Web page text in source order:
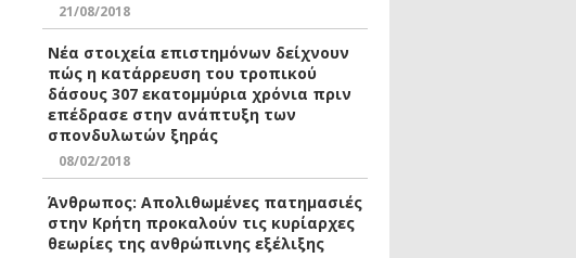
21/08/2018
Νέα στοιχεία επιστημόνων δείχνουν
πώς η κατάρρευση του τροπικού
δάσους 307 εκατομμύρια χρόνια πριν
επέδρασε στην ανάπτυξη των
σπονδυλωτών ξηράς
08/02/2018
Άνθρωπος: Απολιθωμένες πατημασιές
στην Κρήτη προκαλούν τις κυρίαρχες
θεωρίες της ανθρώπινης εξέλιξης